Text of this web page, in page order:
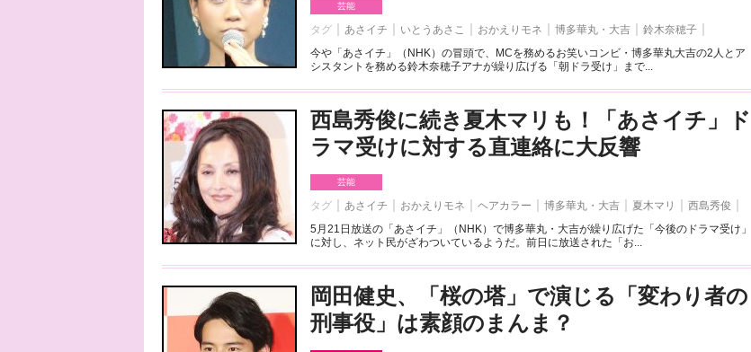
芸能
タグ あさイチ いとうあさこ おかえりモネ 博多華丸・大吉
鈴木奈穂子
今や「あさイチ」（NHK）の冒頭で、MCを務めるお笑いコンビ・博多華丸大吉の2人とア
シスタントを務める鈴木奈穂子アナが繰り広げる「朝ドラ受け」まで...
西島秀俊に続き夏木マリも！「あさイチ」ド
ラマ受けに対する直連絡に大反響
芸能
タグ あさイチ おかえりモネ ヘアカラー 博多華丸・大吉 夏木マリ
西島秀俊
5月21日放送の「あさイチ」（NHK）で博多華丸・大吉が繰り広げた「今後のドラマ受け」
に対し、ネット民がざわついているようだ。前日に放送された「お...
岡田健史、「桜の塔」で演じる「変わり者の
刑事役」は素顔のまんま？